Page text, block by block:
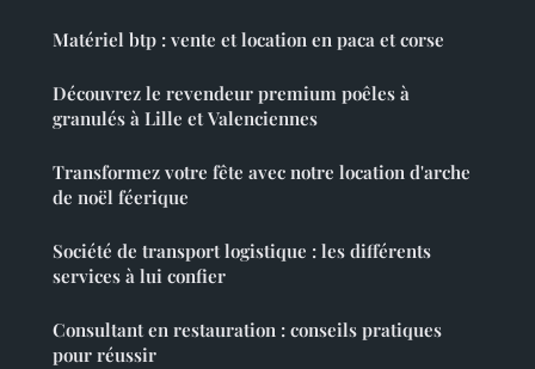
Matériel btp : vente et location en paca et corse
Découvrez le revendeur premium poêles à
granulés à Lille et Valenciennes
Transformez votre fête avec notre location d'arche
de noël féerique
Société de transport logistique : les différents
services à lui confier
Consultant en restauration : conseils pratiques
pour réussir